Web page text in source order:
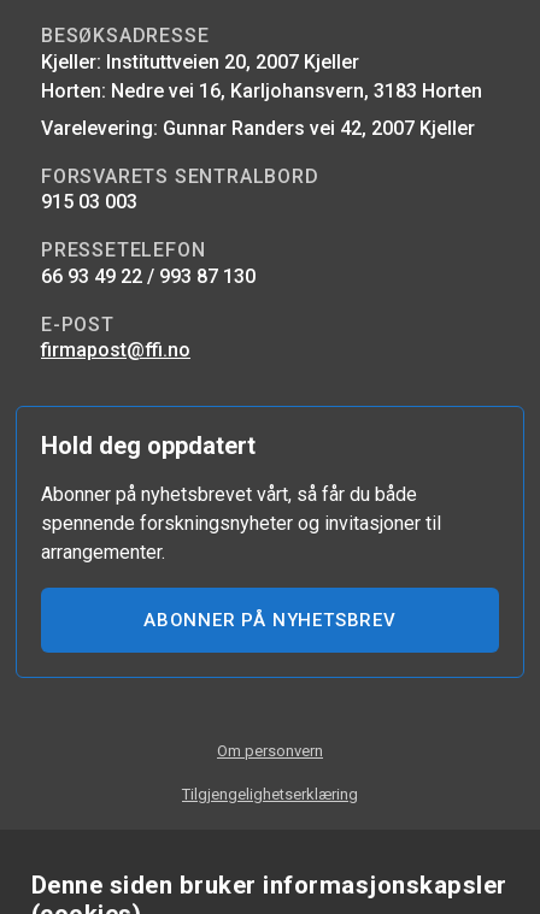
Denne siden bruker informasjonskapsler
BESØKSADRESSE
Kjeller: Instituttveien 20, 2007 Kjeller
Horten: Nedre vei 16, Karljohansvern, 3183 Horten
Varelevering: Gunnar Randers vei 42, 2007 Kjeller
FORSVARETS SENTRALBORD
915 03 003
PRESSETELEFON
66 93 49 22 / 993 87 130
E-POST
firmapost@ffi.no
Hold deg oppdatert
Abonner på nyhetsbrevet vårt, så får du både
spennende forskningsnyheter og invitasjoner til
arrangementer.
ABONNER PÅ NYHETSBREV
Om personvern
Tilgjengelighetserklæring